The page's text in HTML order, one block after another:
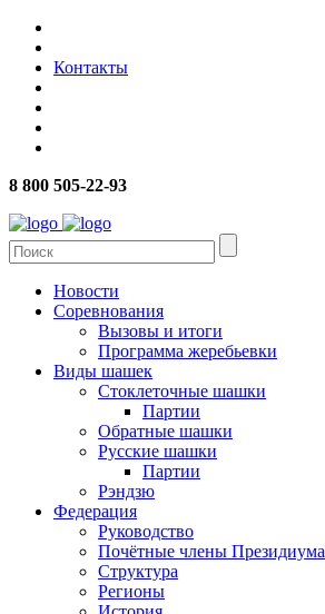
Контакты
8 800 505-22-93
Новости
Соревнования
Вызовы и итоги
Программа жеребьевки
Виды шашек
Стоклеточные шашки
Партии
Обратные шашки
Русские шашки
Партии
Рэндзю
Федерация
Руководство
Почётные члены Президиума
Структура
Регионы